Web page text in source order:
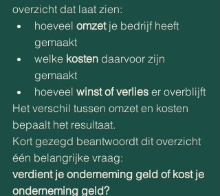
overzicht dat laat zien:
hoeveel omzet je bedrijf heeft
gemaakt
welke kosten daarvoor zijn
gemaakt
hoeveel winst of verlies er overblijft
Het verschil tussen omzet en kosten
bepaalt het resultaat.
Kort gezegd beantwoordt dit overzicht
één belangrijke vraag:
verdient je onderneming geld of kost je
onderneming geld?